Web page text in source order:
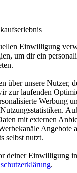
Einwilligung
um dir ein
über unsere Nutzer,
zur laufenden
Werbung
mit externen
Angebote
selbst nutzt.
deiner Einwilligung
.